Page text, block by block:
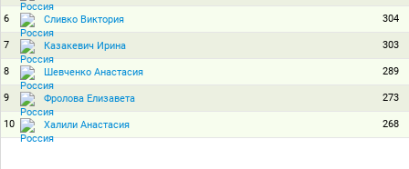
6 Сливко Виктория 304
7 Казакевич Ирина 303
8 Шевченко Анастасия 289
9 Фролова Елизавета 273
10 Халили Анастасия 268